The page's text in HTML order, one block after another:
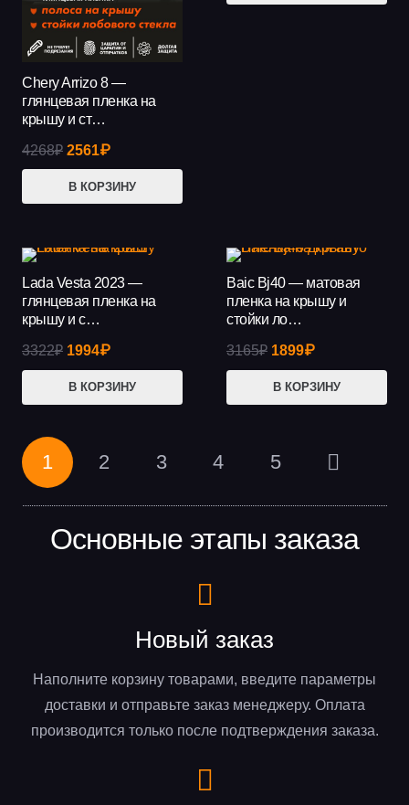
АКЦИЯ!
Chery Arrizo 8 —
глянцевая пленка на
крышу и ст…
4268₽ Первоначальная
составляла
2561₽Текущая
2561₽.
В КОРЗИНУ
АКЦИЯ!
Lada Vesta 2023 —
глянцевая пленка на
крышу и с…
3322₽ Первоначальная
цена
1994₽Текущая
цена:
В КОРЗИНУ
АКЦИЯ!
Baic Bj40 — матовая
пленка на крышу и
стойки ло…
3165₽ Первоначальная
цена
1899₽Текущая
цена:
В КОРЗИНУ
1 2 3 4 5
Основные этапы заказа
Новый заказ
Наполните корзину товарами, введите параметры
доставки и отправьте заказ менеджеру. Оплата
производится только после подтверждения заказа.